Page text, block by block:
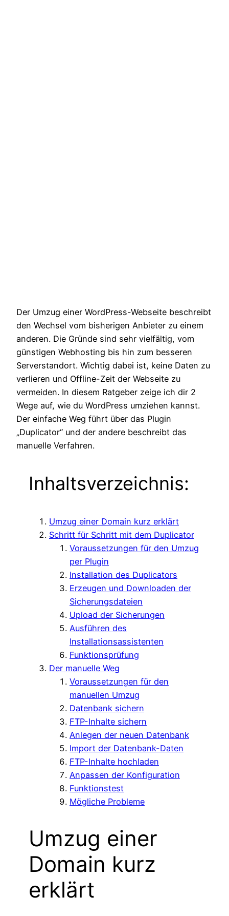
Der Umzug einer WordPress-Webseite beschreibt
den Wechsel vom bisherigen Anbieter zu einem
anderen. Die Gründe sind sehr vielfältig, vom
günstigen Webhosting bis hin zum besseren
Serverstandort. Wichtig dabei ist, keine Daten zu
verlieren und Offline-Zeit der Webseite zu
vermeiden. In diesem Ratgeber zeige ich dir 2
Wege auf, wie du WordPress umziehen kannst.
Der einfache Weg führt über das Plugin
„Duplicator“ und der andere beschreibt das
manuelle Verfahren.
Inhaltsverzeichnis:
Umzug einer Domain kurz erklärt
Schritt für Schritt mit dem Duplicator
Voraussetzungen für den Umzug
per Plugin
Installation des Duplicators
Erzeugen und Downloaden der
Sicherungsdateien
Upload der Sicherungen
Ausführen des
Installationsassistenten
Funktionsprüfung
Der manuelle Weg
Voraussetzungen für den
manuellen Umzug
Datenbank sichern
FTP-Inhalte sichern
Anlegen der neuen Datenbank
Import der Datenbank-Daten
FTP-Inhalte hochladen
Anpassen der Konfiguration
Funktionstest
Mögliche Probleme
Umzug einer
Domain kurz
erklärt